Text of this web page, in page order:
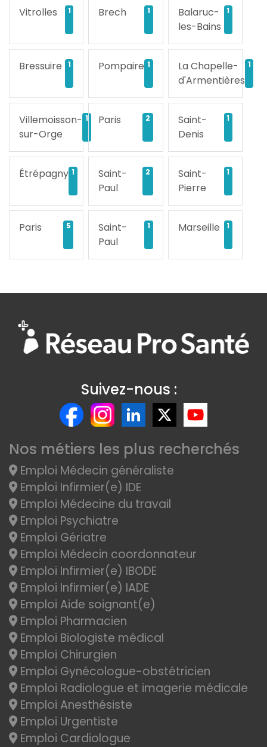
Vitrolles 1 Brech 1
Balaruc-
les-Bains
1
Bressuire 1 Pompaire 1
La Chapelle-
d'Armentières
1
Villemoisson-
sur-Orge
1 Paris 2
Saint-
Denis
1
Étrépagny 1
Saint-
Paul
2
Saint-
Pierre
1
Paris 5
Saint-
Paul
1 Marseille 1
Suivez-nous :
Nos métiers les plus recherchés
Emploi Médecin généraliste
Emploi Infirmier(e) IDE
Emploi Médecine du travail
Emploi Psychiatre
Emploi Gériatre
Emploi Médecin coordonnateur
Emploi Infirmier(e) IBODE
Emploi Infirmier(e) IADE
Emploi Aide soignant(e)
Emploi Pharmacien
Emploi Biologiste médical
Emploi Chirurgien
Emploi Gynécologue-obstétricien
Emploi Radiologue et imagerie médicale
Emploi Anesthésiste
Emploi Urgentiste
Emploi Cardiologue